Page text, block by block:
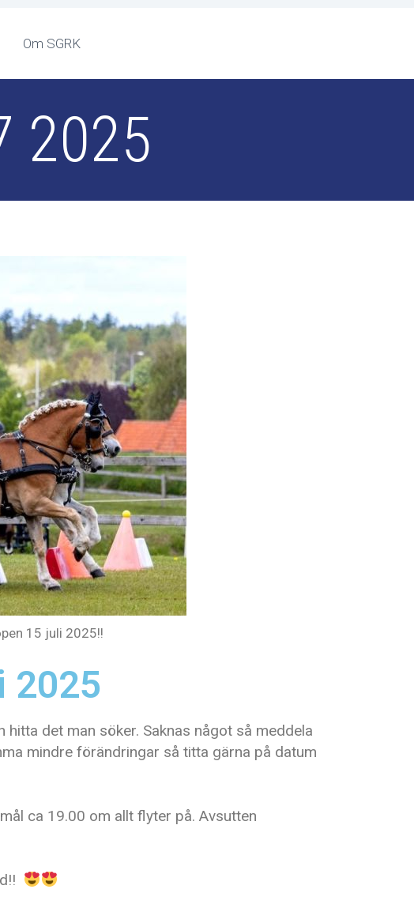
Om SGRK
2025
15 juli 2025!!
2025
det man söker. Saknas något så meddela
mindre förändringar så titta gärna på datum
ca 19.00 om allt flyter på. Avsutten